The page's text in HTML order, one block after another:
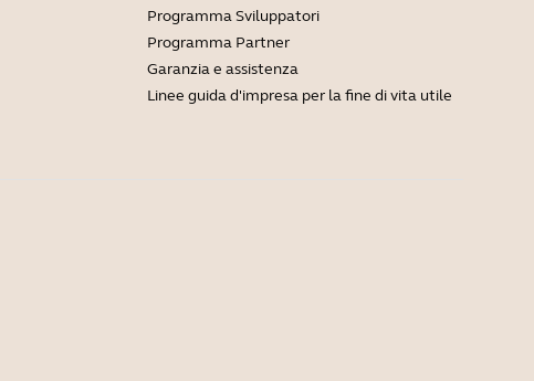
Programma Sviluppatori
Programma Partner
Garanzia e assistenza
Linee guida d'impresa per la fine di vita utile